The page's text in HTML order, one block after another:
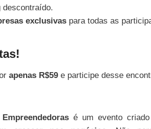
descontraído.
exclusivas para todas as
apenas R$59 e participe desse
é um evento